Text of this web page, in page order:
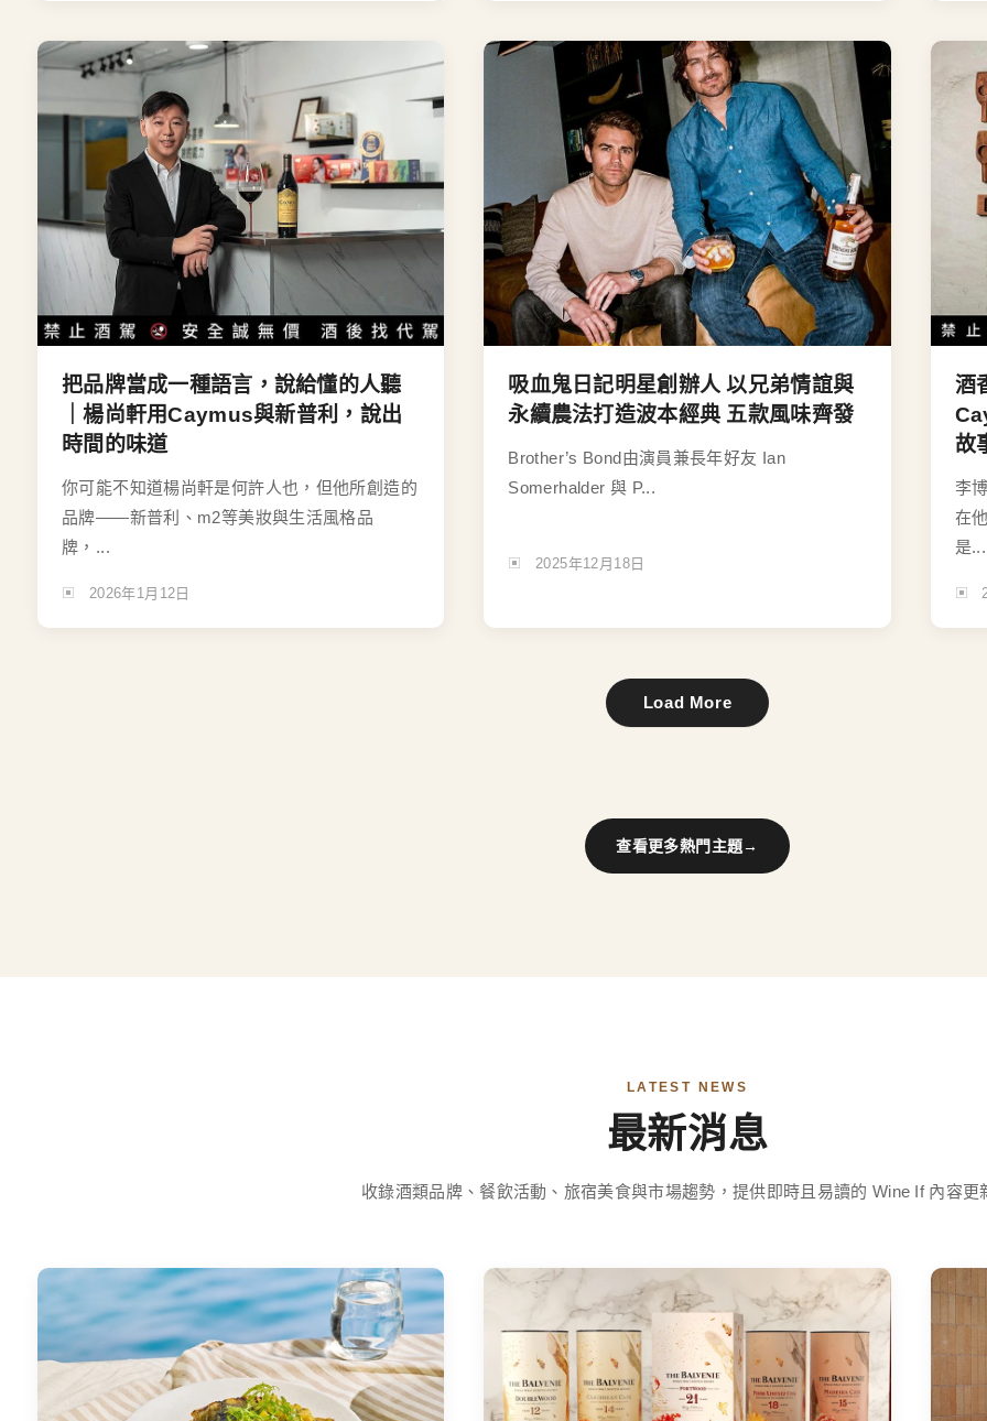
把品牌當成一種語言，說給懂的人聽
｜楊尚軒用Caymus與新普利，說出
時間的味道
你可能不知道楊尚軒是何許人也，但他所創造的
品牌——新普利、m2等美妝與生活風格品
牌，...
2026年1月12日
吸血鬼日記明星創辦人 以兄弟情誼與
永續農法打造波本經典 五款風味齊發
Brother’s Bond由演員兼長年好友 Ian
Somerhalder 與 P...
2025年12月18日
酒
故
李
在
是...
Load More
查看更多熱門主題→
LATEST NEWS
最新消息
收錄酒類品牌、餐飲活動、旅宿美食與市場趨勢，提供即時且易讀的 Wine If 內容更